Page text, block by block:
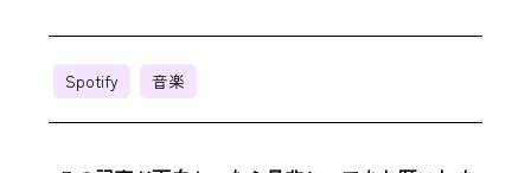
Spotify 音楽